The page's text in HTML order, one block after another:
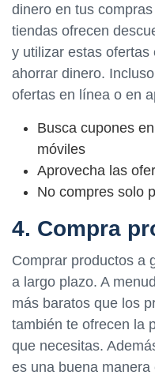
dinero en tus
tiendas ofrecen
y utilizar estas
ahorrar dinero.
ofertas en línea o en
Busca cupones
móviles
Aprovecha las
No compres solo
4. Compra
Comprar productos a
a largo plazo. A
más baratos que los
también te ofrecen la
que necesitas.
es una buena